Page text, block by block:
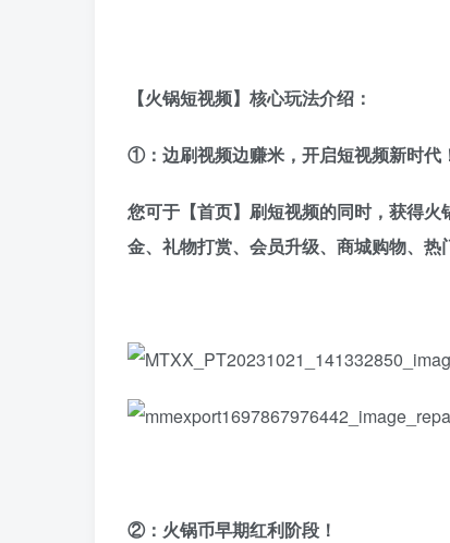
【火锅短视频】核心玩法介绍：
①：边刷视频边赚米，开启短视频新时代
您可于【首页】刷短视频的同时，获得
金、礼物打赏、会员升级、商城购物、
②：火锅币早期红利阶段！